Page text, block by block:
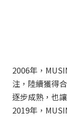
2006年，
注，陸續獲得
逐步成熟，也
2019年，